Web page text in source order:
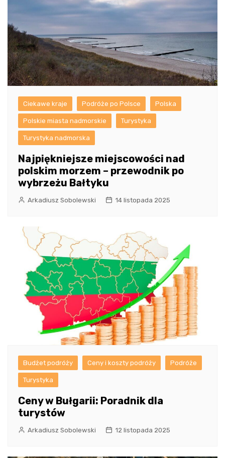
Ciekawe kraje Podróże po Polsce Polska
Polskie miasta nadmorskie Turystyka
Turystyka nadmorska
Najpiękniejsze miejscowości nad
polskim morzem – przewodnik po
wybrzeżu Bałtyku
Arkadiusz Sobolewski 14 listopada 2025
Budżet podróży Ceny i koszty podróży Podróże
Turystyka
Ceny w Bułgarii: Poradnik dla
turystów
Arkadiusz Sobolewski 12 listopada 2025